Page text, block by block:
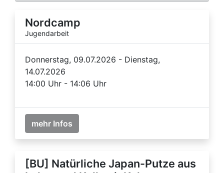
Nordcamp
Jugendarbeit
Donnerstag, 09.07.2026 - Dienstag,
14.07.2026
14:00 Uhr - 14:06 Uhr
mehr Infos
[BU] Natürliche Japan-Putze aus